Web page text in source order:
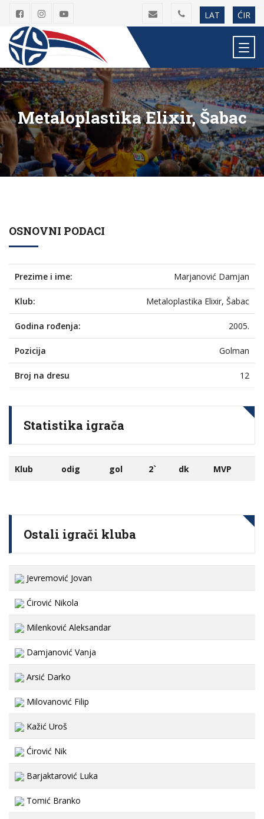
LAT ĆIR
Metaloplastika Elixir, Šabac
OSNOVNI PODACI
Prezime i ime: Marjanović Damjan
Klub: Metaloplastika Elixir, Šabac
Godina rođenja: 2005.
Pozicija Golman
Broj na dresu 12
Statistika igrača
Klub odig gol 2` dk MVP
Ostali igrači kluba
Jevremović Jovan
Ćirović Nikola
Milenković Aleksandar
Damjanović Vanja
Arsić Darko
Milovanović Filip
Kažić Uroš
Ćirović Nik
Barjaktarović Luka
Tomić Branko